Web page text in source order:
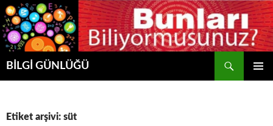
BİLGİ GÜNLÜĞÜ
Ara
Etiket arşivi: süt